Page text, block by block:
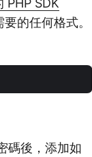
PHP SDK
的任何格式。
碼後，添加如